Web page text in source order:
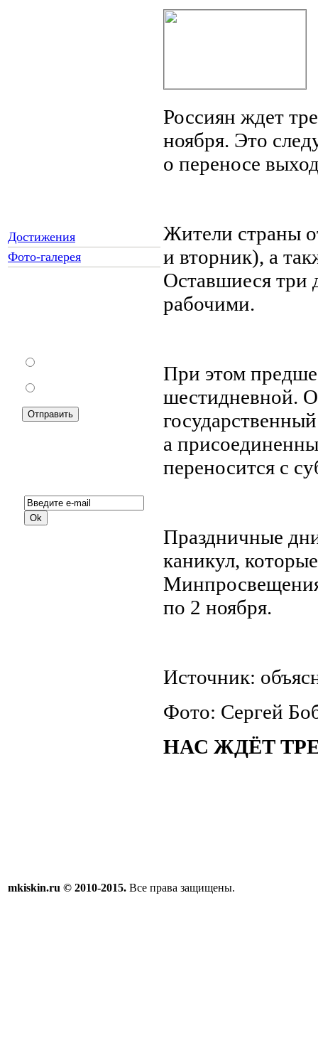
Достижения
Фото-галерея
Россиян ждет
ноября. Это
о переносе
Жители страны
и вторник), а
Оставшиеся три
рабочими.
При этом
шестидневной.
а
переносится с
Праздничные
каникул,
по 2 ноября.
Источник:
Фото: Сергей
НАС ЖДЁТ
mkiskin.ru © 2010-2015. Все права защищены.